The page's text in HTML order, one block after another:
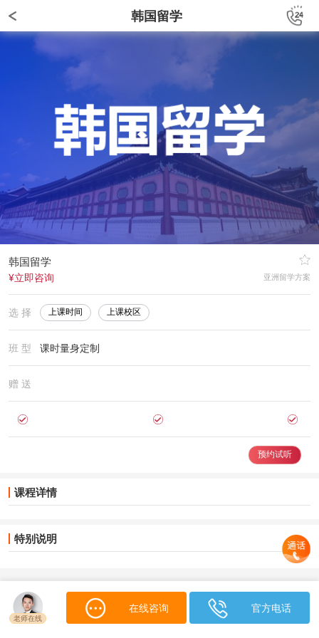
韩国留学
韩国留学
¥立即咨询 亚洲留学方案
选 择 上课时间 上课校区
班 型 课时量身定制
赠 送
预约试听
课程详情
特别说明
咨询 立即购买
老师在线
在线咨询 官方电话